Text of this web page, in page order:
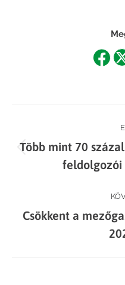
Több mint 70
feldolgozói
Csökkent a